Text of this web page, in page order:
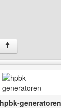
↑
hpbk-generatoren